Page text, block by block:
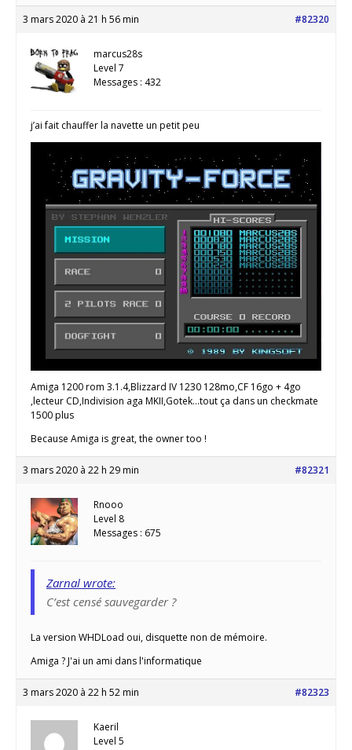
3 mars 2020 à 21 h 56 min #82320
marcus28s
Level 7
Messages : 432
j’ai fait chauffer la navette un petit peu
Amiga 1200 rom 3.1.4,Blizzard IV 1230 128mo,CF 16go + 4go
,lecteur CD,Indivision aga MKII,Gotek...tout ça dans un checkmate
1500 plus
Because Amiga is great, the owner too !
3 mars 2020 à 22 h 29 min #82321
Rnooo
Level 8
Messages : 675
Zarnal wrote:
C’est censé sauvegarder ?
La version WHDLoad oui, disquette non de mémoire.
Amiga ? J'ai un ami dans l'informatique
3 mars 2020 à 22 h 52 min #82323
Kaeril
Level 5